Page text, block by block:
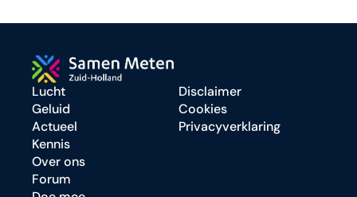
Zuid-Holland:
met politiek +
overheid
Lucht
Geluid
Actueel
Kennis
Over ons
Forum
Disclaimer
Cookies
Privacyverklaring